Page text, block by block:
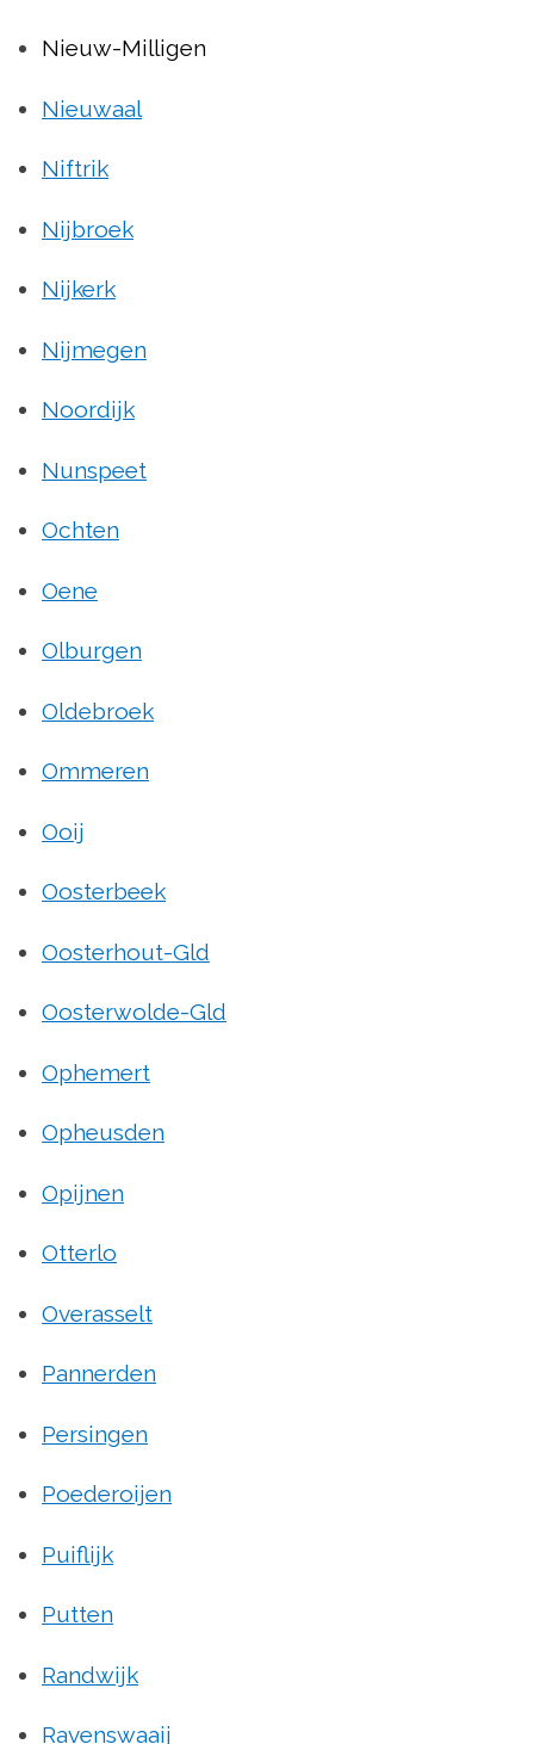
Nieuw-Milligen
Nieuwaal
Niftrik
Nijbroek
Nijkerk
Nijmegen
Noordijk
Nunspeet
Ochten
Oene
Olburgen
Oldebroek
Ommeren
Ooij
Oosterbeek
Oosterhout-Gld
Oosterwolde-Gld
Ophemert
Opheusden
Opijnen
Otterlo
Overasselt
Pannerden
Persingen
Poederoijen
Puiflijk
Putten
Randwijk
Ravenswaaij